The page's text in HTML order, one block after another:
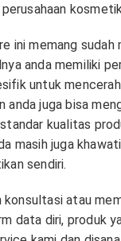
ini memang
anda memiliki
untuk
anda juga bisa
kualitas
masih juga
sendiri.
konsultasi atau
data diri, produk